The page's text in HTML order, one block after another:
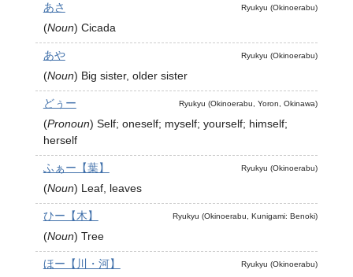
Ryukyu (Okinoerabu)
あさ
(Noun) Cicada
Ryukyu (Okinoerabu)
あや
(Noun) Big sister, older sister
Ryukyu (Okinoerabu, Yoron, Okinawa)
どぅー
(Pronoun) Self; oneself; myself; yourself; himself;
herself
Ryukyu (Okinoerabu)
ふぁー【葉】
(Noun) Leaf, leaves
Ryukyu (Okinoerabu, Kunigami: Benoki)
ひー【木】
(Noun) Tree
Ryukyu (Okinoerabu)
ほー【川・河】